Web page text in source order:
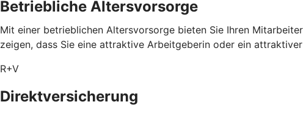
Betriebliche Altersvorsorge
Mit einer betrieblichen Altersvorsorge bieten Sie Ihren
zeigen, dass Sie eine attraktive Arbeitgeberin oder ein
R+V
Direktversicherung